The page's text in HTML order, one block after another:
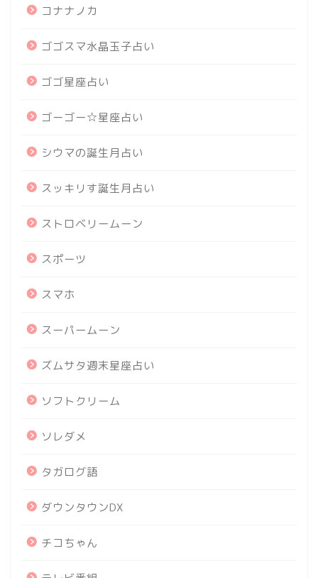
コナナノカ
ゴゴスマ水晶玉子占い
ゴゴ星座占い
ゴーゴー☆星座占い
シウマの誕生月占い
スッキリす誕生月占い
ストロベリームーン
スポーツ
スマホ
スーパームーン
ズムサタ週末星座占い
ソフトクリーム
ソレダメ
タガログ語
ダウンタウンDX
チコちゃん